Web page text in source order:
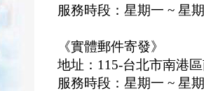
服務時段：星期一 ~ 星
《實體郵件寄發》
地址：115-台北市南港
服務時段：星期一 ~ 星